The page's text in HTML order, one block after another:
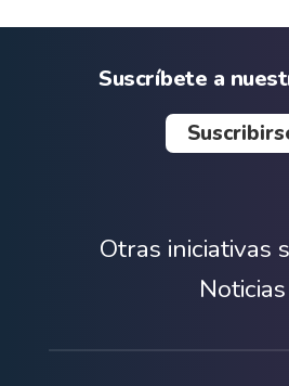
Suscríbete a
Otras iniciativas
Noticias